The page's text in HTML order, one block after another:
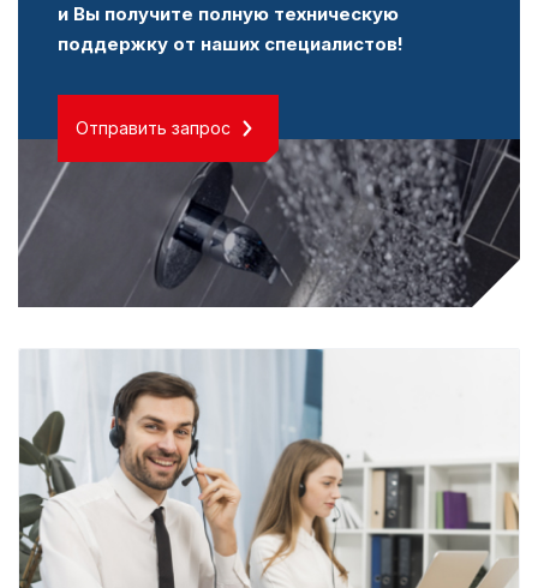
и Вы получите полную техническую
поддержку от наших специалистов!
Отправить запрос